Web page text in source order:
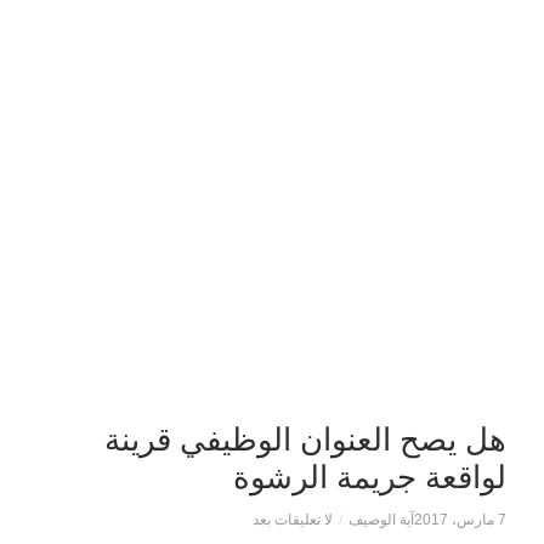
هل يصح العنوان الوظيفي قرينة
لواقعة جريمة الرشوة
7 مارس، 2017 آية الوصيف / لا تعليقات بعد